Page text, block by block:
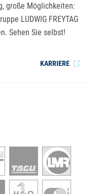
große Möglichkeiten:
LUDWIG FREYTAG
Sehen Sie selbst!
KARRIERE